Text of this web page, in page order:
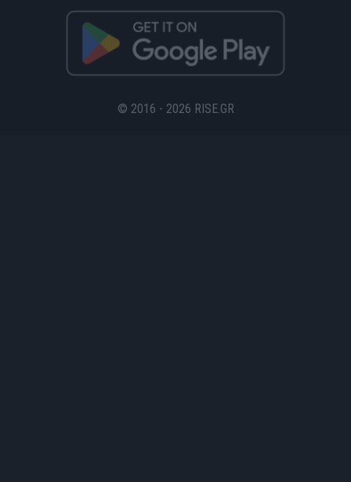
© 2016 - 2026 RISE.GR